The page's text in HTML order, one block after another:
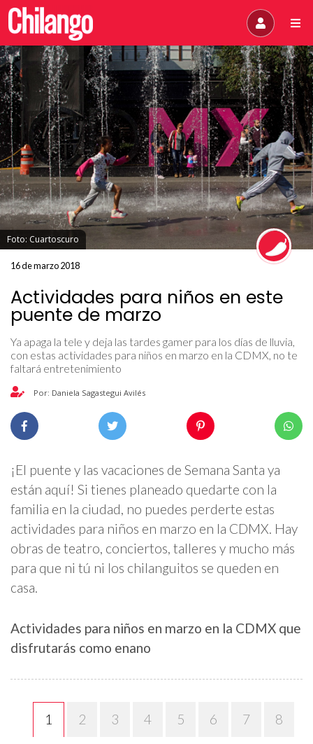
Foto: Cuartoscuro
16 de marzo 2018
Actividades para niños en este
puente de marzo
Ya apaga la tele y deja las tardes gamer para los días de lluvia,
con estas actividades para niños en marzo en la CDMX, no te
faltará entretenimiento
Por: Daniela Sagastegui Avilés
¡El puente y las vacaciones de Semana Santa ya
están aquí! Si tienes planeado quedarte con la
familia en la ciudad, no puedes perderte estas
actividades para niños en marzo en la CDMX. Hay
obras de teatro, conciertos, talleres y mucho más
para que ni tú ni los chilanguitos se queden en
casa.
Actividades para niños en marzo en la CDMX que
disfrutarás como enano
1 2 3 4 5 6 7 8